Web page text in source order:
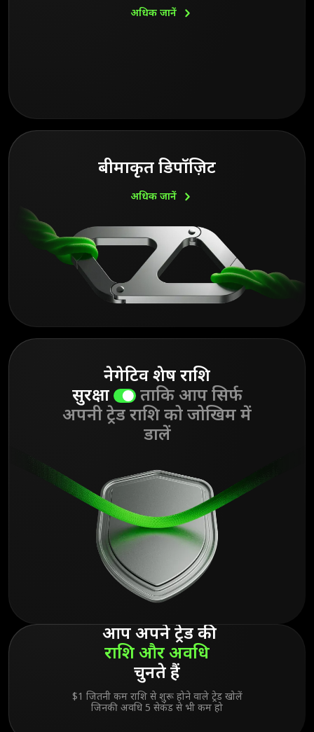
अधिक जानें
बीमाकृत डिपॉज़िट
अधिक जानें
नेगेटिव शेष राशि
सुरक्षा
ताकि आप सिर्फ
अपनी ट्रेड राशि को जोखिम में
डालें
आप अपने ट्रेड की
राशिऔरअवधि
चुनते हैं
$1 जितनी कम राशि से शुरू होने वाले ट्रेड खोलें
जिनकी अवधि 5 सेकंड से भी कम हो